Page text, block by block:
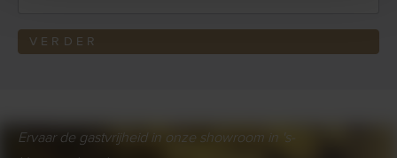
VERDER
Ervaar de gastvrijheid in onze showroom in 's-